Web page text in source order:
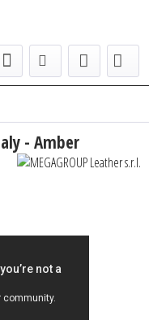
- Amber